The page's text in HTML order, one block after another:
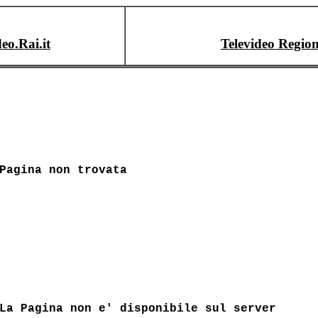
Televideo
Pagina non trovata
La Pagina non e' disponibile sul server